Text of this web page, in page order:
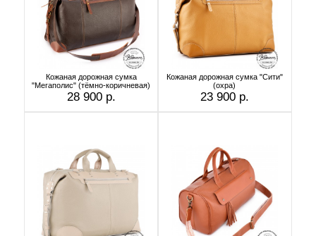
Кожаная дорожная сумка
"Мегаполис" (тёмно-коричневая)
28 900 р.
Кожаная дорожная сумка "Сити"
(охра)
23 900 р.